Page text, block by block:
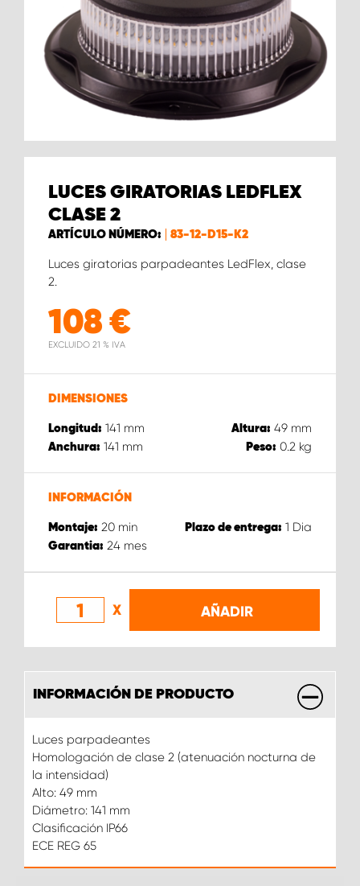
LUCES GIRATORIAS LEDFLEX
CLASE 2
ARTÍCULO NÚMERO: 83-12-D15-K2
Luces giratorias parpadeantes LedFlex, clase
2.
108 €
EXCLUIDO 21 % IVA
DIMENSIONES
Longitud: 141 mm Altura: 49 mm
Anchura: 141 mm Peso: 0.2 kg
INFORMACIÓN
Montaje: 20 min Plazo de entrega: 1 Dia
Garantia: 24 mes
X AÑADIR
INFORMACIÓN DE PRODUCTO
Luces parpadeantes
Homologación de clase 2 (atenuación nocturna de
la intensidad)
Alto: 49 mm
Diámetro: 141 mm
Clasificación IP66
ECE REG 65